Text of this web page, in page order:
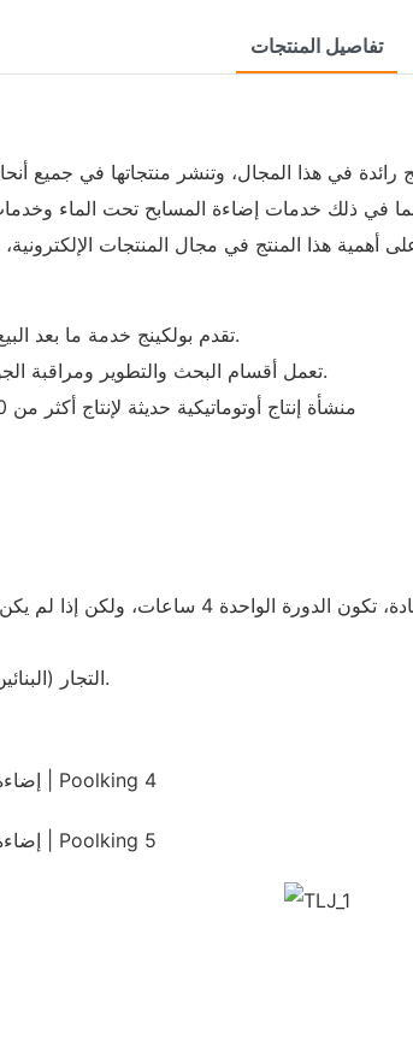
تفاصيل المنتجات
رائدة في هذا المجال، وتنشر منتجاتها في جميع
في ذلك خدمات إضاءة المسابح تحت الماء
تقدم بولكينج خدمة ما بعد البيع عالية الكفاءة لعملائها. يستغرق حل أي مشكلة يومًا واحدًا.
تعمل أقسام البحث والتطوير ومراقبة الجودة على التأكد من أن جميع المنتجات مثالية وعالية الجودة.
تمتلك POOLKING منشأة إنتاج أوتوماتيكية حديثة لإنتاج أكثر من 3000 وحدة من مرشحات الرمل شهريًا
التجار (البنائين، تجار الجملة، شركة تجارية) في صناعة حمامات السباحة.